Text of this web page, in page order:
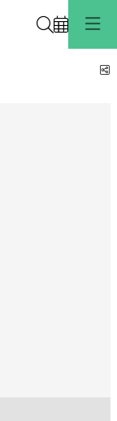
Buscar